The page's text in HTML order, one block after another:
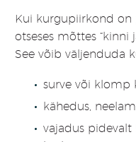
Kui kurgupiirkond on
otseses mõttes “kinni
See võib väljenduda
surve või klomp
kähedus,
vajadus